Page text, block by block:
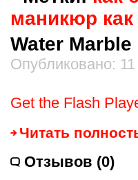
маникюр как
Water
Опубликовано:
Get the Flash
Читать
Отзывов (0)